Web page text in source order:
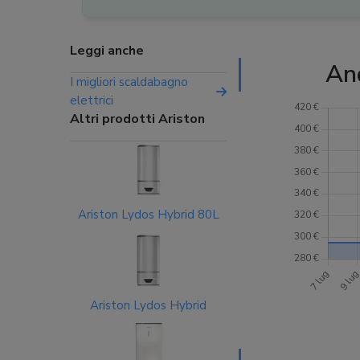
Leggi anche
I migliori scaldabagno
elettrici
Altri prodotti Ariston
Ariston Lydos Hybrid 80L
Ariston Lydos Hybrid